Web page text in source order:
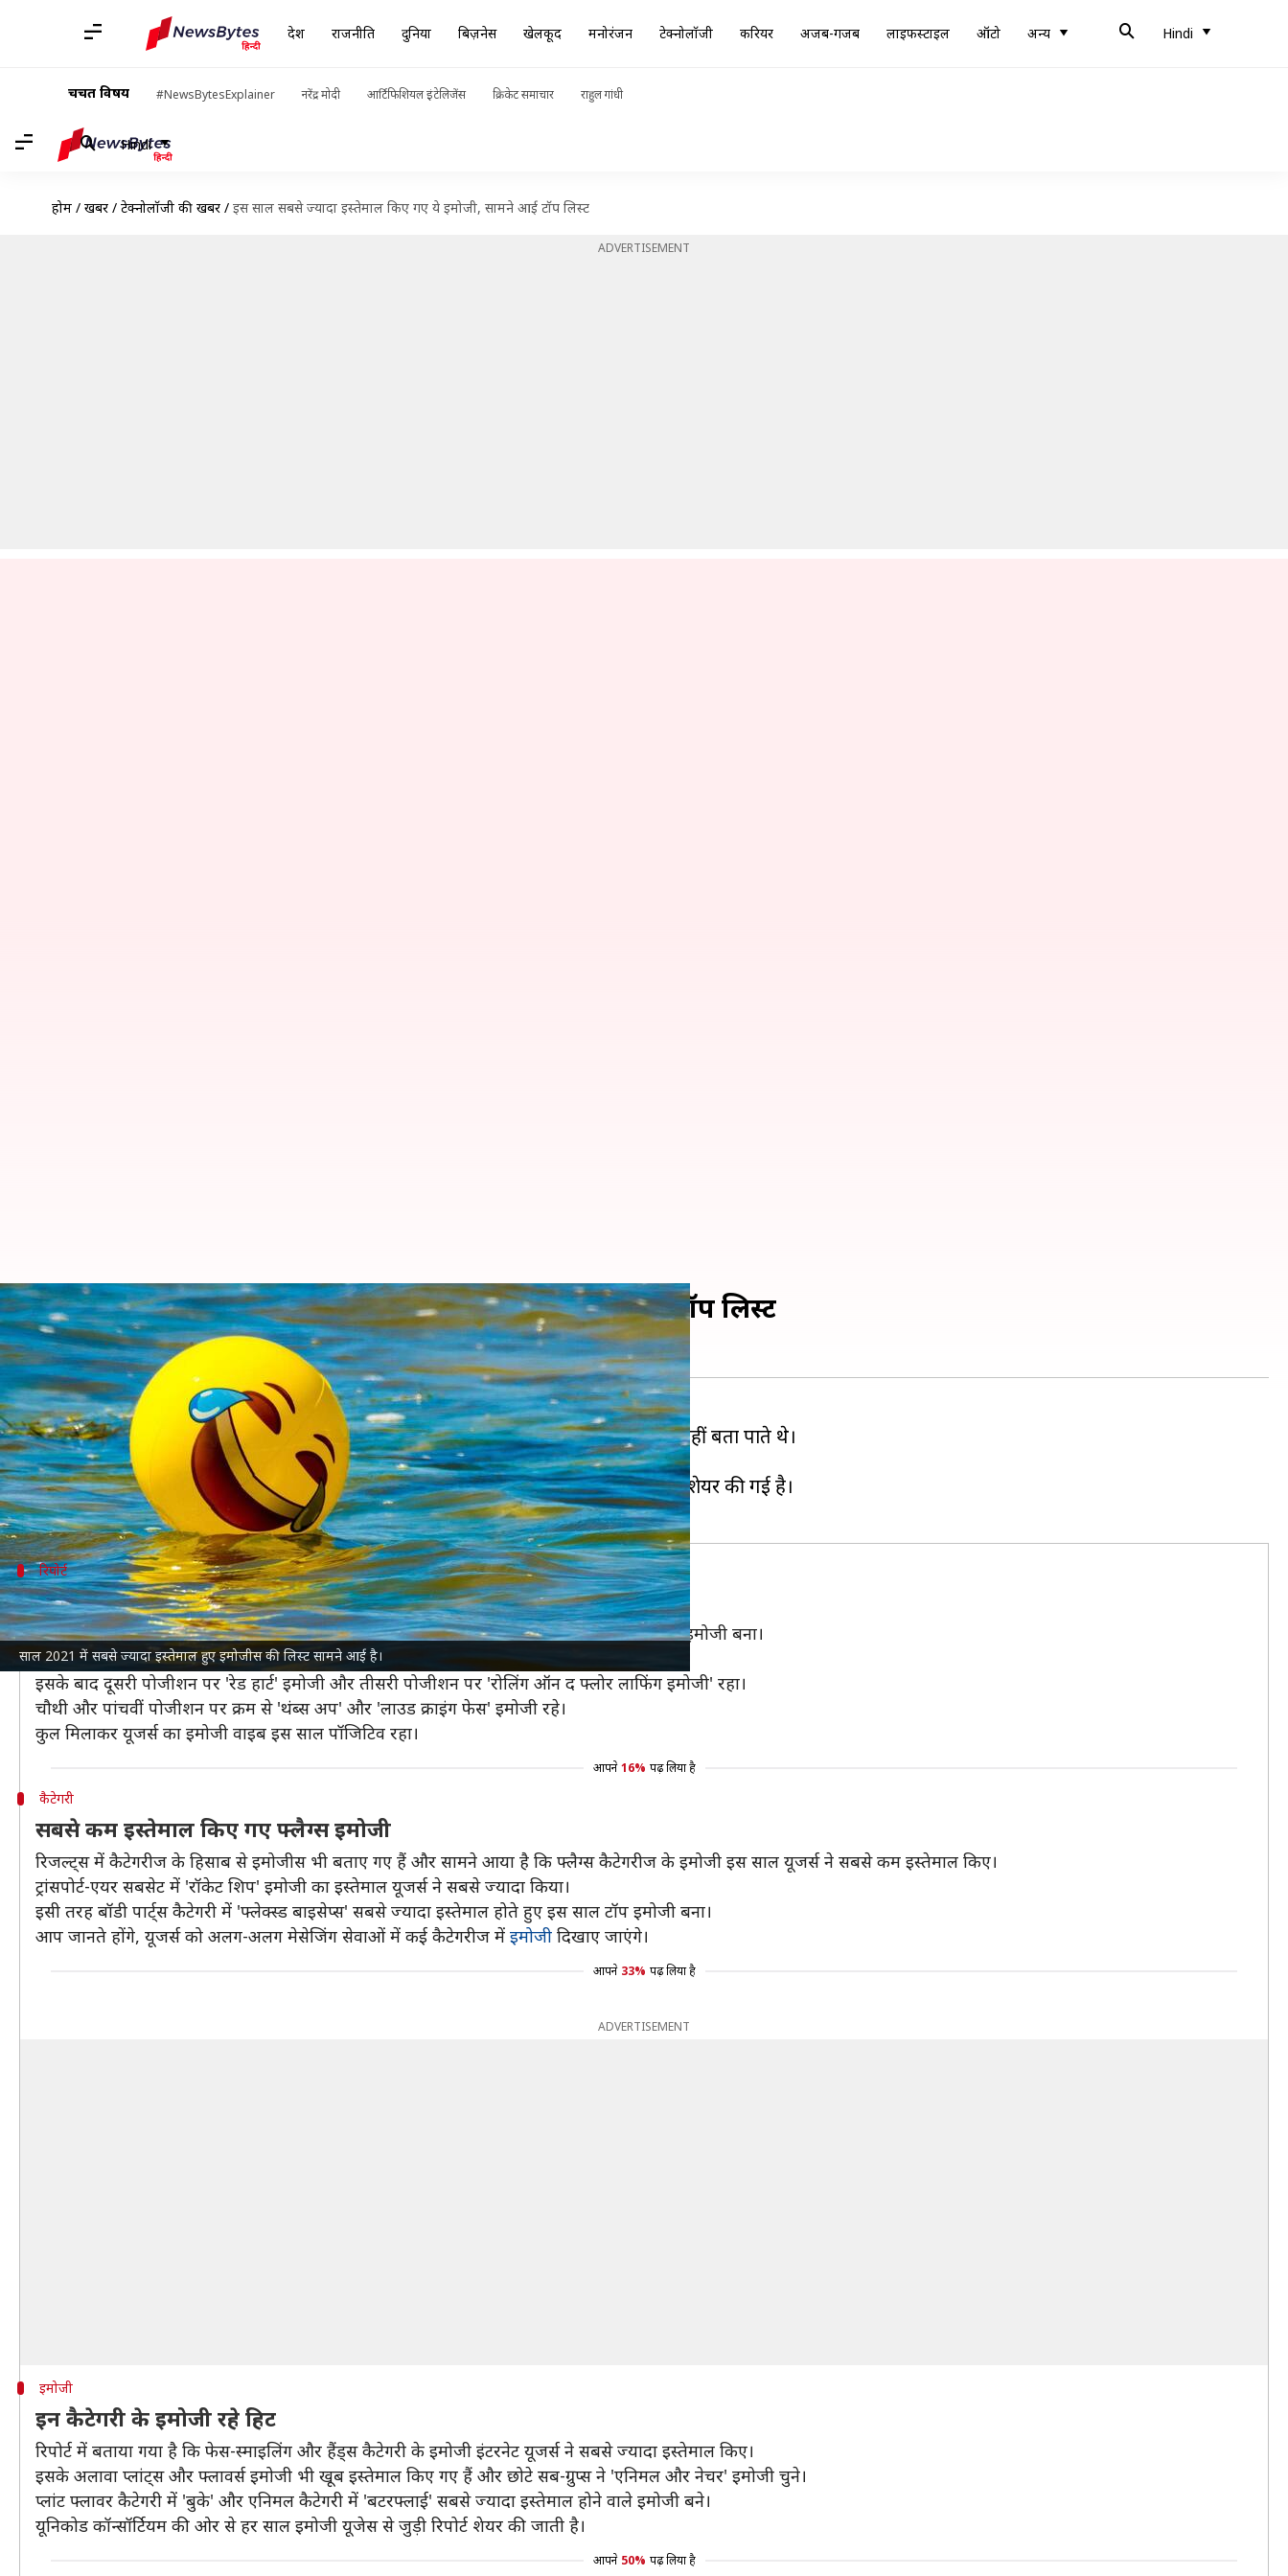
देश राजनीति दुनिया बिज़नेस खेलकूद मनोरंजन टेक्नोलॉजी करियर अजब-गजब लाइफस्टाइल ऑटो अन्य Hindi
चर्चित विषय #NewsBytesExplainer नरेंद्र मोदी आर्टिफिशियल इंटेलिजेंस क्रिकेट समाचार राहुल गांधी
Hindi
होम / खबरें / टेक्नोलॉजी की खबरें / इस साल सबसे ज्यादा इस्तेमाल किए गए ये इमोजी, सामने आई टॉप लिस्ट
ADVERTISEMENT
साल 2021 में सबसे ज्यादा इस्तेमाल हुए इमोजीस की लिस्ट सामने आई है।
इस साल सबसे ज्यादा इस्तेमाल किए गए ये इमोजी, सामने आई टॉप लिस्ट
लेखन प्राणेश तिवारी Dec 05, 2021 10:58 pm
क्या है खबर?
चैटिंग की शुरुआत के साथ सबसे बड़ी चुनौती यह थी कि लोग अपनी भावनाएं लिखकर आसानी से नहीं बता पाते थे।
विकल्प के तौर पर इमोजी शामिल किए गए और देखते ही देखते इंटरनेट यूजर्स ने इन्हें अपना लिया।
साल 2021 में सबसे ज्यादा इस्तेमाल किए गए इमोजीस की लिस्टयूनिकोड कॉन्सॉर्टियमकी ओर से शेयर की गई है।
रिपोर्ट
'फेस विद टियर्स ऑफ जॉय' टॉप इमोजी
रिपोर्ट में बताया गया है कि इस साल 'फेस विद टियर्स ऑफ जॉय' सबसे ज्यादा इस्तेमाल किया जाने वाला इमोजी बना।
सभी इमोजीस के मुकाबले इसे पांच प्रतिशत ज्यादा इस्तेमाल किया गया।
इसके बाद दूसरी पोजीशन पर 'रेड हार्ट' इमोजी और तीसरी पोजीशन पर 'रोलिंग ऑन द फ्लोर लाफिंग इमोजी' रहा।
चौथी और पांचवीं पोजीशन पर क्रम से 'थंब्स अप' और 'लाउड क्राइंग फेस' इमोजी रहे।
कुल मिलाकर यूजर्स का इमोजी वाइब इस साल पॉजिटिव रहा।
आपने 16% पढ़ लिया है
कैटेगरी
सबसे कम इस्तेमाल किए गए फ्लैग्स इमोजी
रिजल्ट्स में कैटेगरीज के हिसाब से इमोजीस भी बताए गए हैं और सामने आया है कि फ्लैग्स कैटेगरीज के इमोजी इस साल यूजर्स ने सबसे कम इस्तेमाल किए।
ट्रांसपोर्ट-एयर सबसेट में 'रॉकेट शिप' इमोजी का इस्तेमाल यूजर्स ने सबसे ज्यादा किया।
इसी तरह बॉडी पार्ट्स कैटेगरी में 'फ्लेक्स्ड बाइसेप्स' सबसे ज्यादा इस्तेमाल होते हुए इस साल टॉप इमोजी बना।
आप जानते होंगे, यूजर्स को अलग-अलग मेसेजिंग सेवाओं में कई कैटेगरीज में इमोजी दिखाए जाएंगे।
आपने 33% पढ़ लिया है
ADVERTISEMENT
इमोजी
इन कैटेगरी के इमोजी रहे हिट
रिपोर्ट में बताया गया है कि फेस-स्माइलिंग और हैंड्स कैटेगरी के इमोजी इंटरनेट यूजर्स ने सबसे ज्यादा इस्तेमाल किए।
इसके अलावा प्लांट्स और फ्लावर्स इमोजी भी खूब इस्तेमाल किए गए हैं और छोटे सब-ग्रुप्स ने 'एनिमल और नेचर' इमोजी चुने।
प्लांट फ्लावर कैटेगरी में 'बुके' और एनिमल कैटेगरी में 'बटरफ्लाई' सबसे ज्यादा इस्तेमाल होने वाले इमोजी बने।
यूनिकोड कॉन्सॉर्टियम की ओर से हर साल इमोजी यूजेस से जुड़ी रिपोर्ट शेयर की जाती है।
आपने 50% पढ़ लिया है